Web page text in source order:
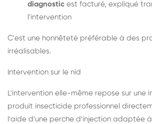
diagnostic est facturé, expliqué
l'intervention
C'est une honnêteté préférable à des
irréalisables.
Intervention sur le nid
L'intervention elle-même repose sur une
produit insecticide professionnel
l'aide d'une perche d'injection adaptée